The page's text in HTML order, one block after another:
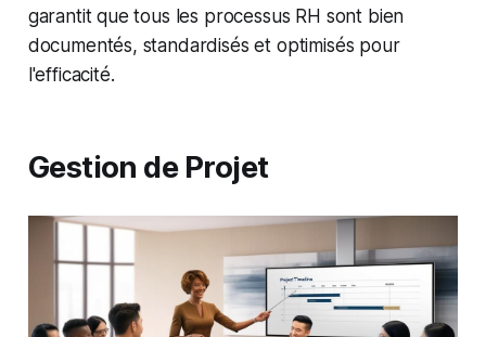
garantit que tous les processus RH sont bien
documentés, standardisés et optimisés pour
l'efficacité.
Gestion de Projet